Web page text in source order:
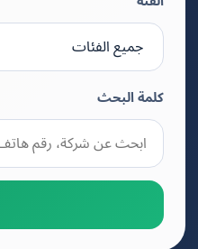
كلمة البحث